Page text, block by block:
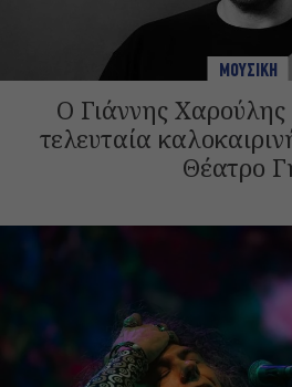
ΜΟΥΣΙΚΗ
Ο Γιάννης
τελευταία
Θέατρο